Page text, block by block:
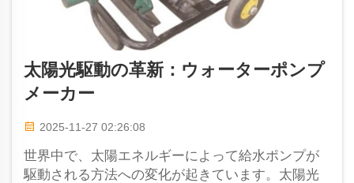
太陽光駆動の革新：ウォーターポンプ
メーカー
2025-11-27 02:26:08
世界中で、太陽エネルギーによって給水ポンプが
駆動される方法への変化が起きています。太陽光